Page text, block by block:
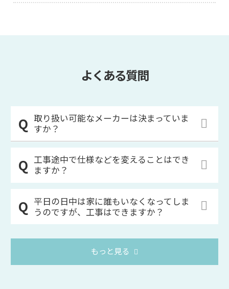
よくある質問
取り扱い可能なメーカーは決まっていま
すか？
工事途中で仕様などを変えることはでき
ますか？
平日の日中は家に誰もいなくなってしま
うのですが、工事はできますか？
もっと見る